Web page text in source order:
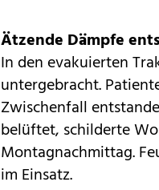
Ätzende Dämpfe
In den evakuierten
untergebracht.
Zwischenfall
belüftet, schilderte
Montagnachmittag.
im Einsatz.